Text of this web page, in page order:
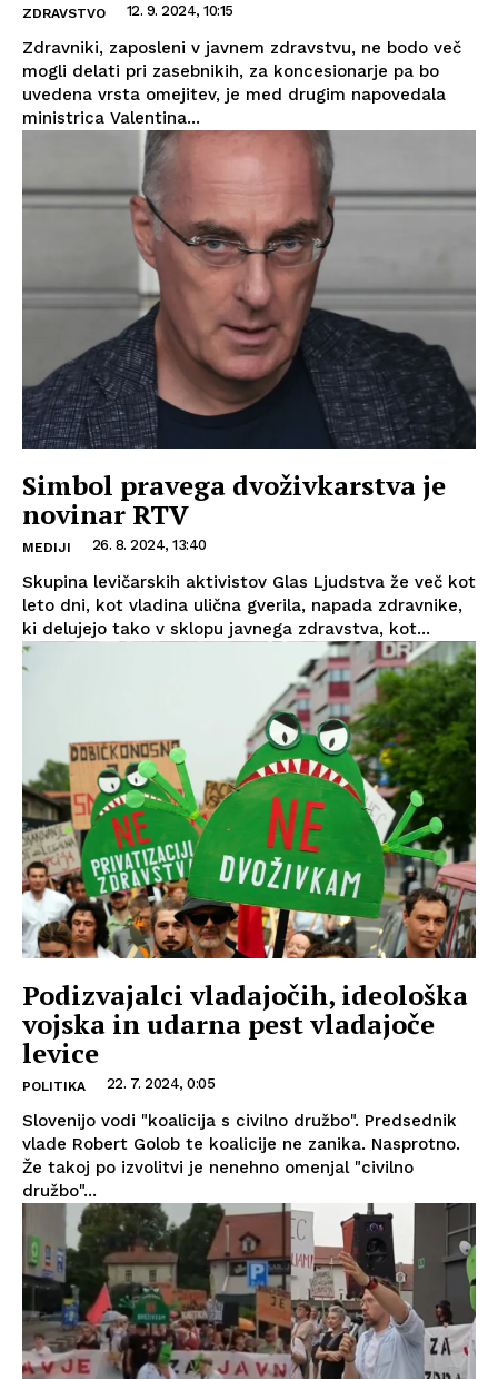
ZDRAVSTVO 12. 9. 2024, 10:15
Zdravniki, zaposleni v javnem zdravstvu, ne bodo več
mogli delati pri zasebnikih, za koncesionarje pa bo
uvedena vrsta omejitev, je med drugim napovedala
ministrica Valentina...
Simbol pravega dvoživkarstva je
novinar RTV
MEDIJI 26. 8. 2024, 13:40
Skupina levičarskih aktivistov Glas Ljudstva že več kot
leto dni, kot vladina ulična gverila, napada zdravnike,
ki delujejo tako v sklopu javnega zdravstva, kot...
Podizvajalci vladajočih, ideološka
vojska in udarna pest vladajoče
levice
POLITIKA 22. 7. 2024, 0:05
Slovenijo vodi "koalicija s civilno družbo". Predsednik
vlade Robert Golob te koalicije ne zanika. Nasprotno.
Že takoj po izvolitvi je nenehno omenjal "civilno
družbo"...